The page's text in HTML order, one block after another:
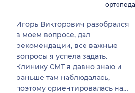
ортопеда
Игорь Викторович разобрался
в моем вопросе, дал
рекомендации, все важные
вопросы я успела задать.
Клинику СМТ я давно знаю и
раньше там наблюдалась,
поэтому ориентировалась на